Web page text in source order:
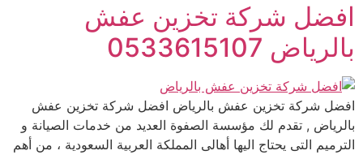
افضل شركة تخزين عفش
بالرياض 0533615107
افضل شركة تخزين عفش بالرياض افضل شركة تخزين عفش
بالرياض , تقدم لك مؤسسة الصفوة العديد من خدمات الصيانة و
الترميم التى يحتاج اليها أهالى المملكة العربية السعودية ، من أهم